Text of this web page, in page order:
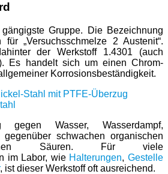
Gruppe. Die Bezeichnung
für „Versuchsschmelze 2 Austenit“.
der Werkstoff 1.4301 (auch
Es handelt sich um einen Chrom-
Korrosionsbeständigkeit.
Wasser, Wasserdampf,
gegenüber schwachen organischen
Säuren. Für viele
im Labor, wie Halterungen,Gestelle
, ist dieser Werkstoff oft ausreichend.